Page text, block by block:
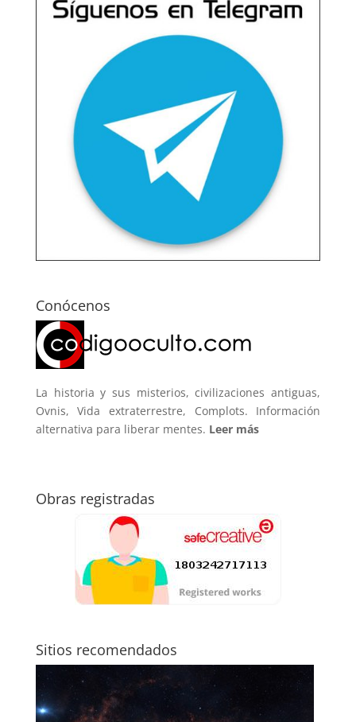
Conócenos
La historia y sus misterios, civilizaciones antiguas,
Ovnis, Vida extraterrestre, Complots. Información
alternativa para liberar mentes. Leer más
Obras registradas
Sitios recomendados